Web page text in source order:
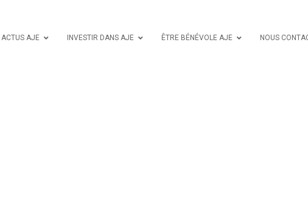
ACTUS AJE INVESTIR DANS AJE ÊTRE BÉNÉVOLE AJE NOUS